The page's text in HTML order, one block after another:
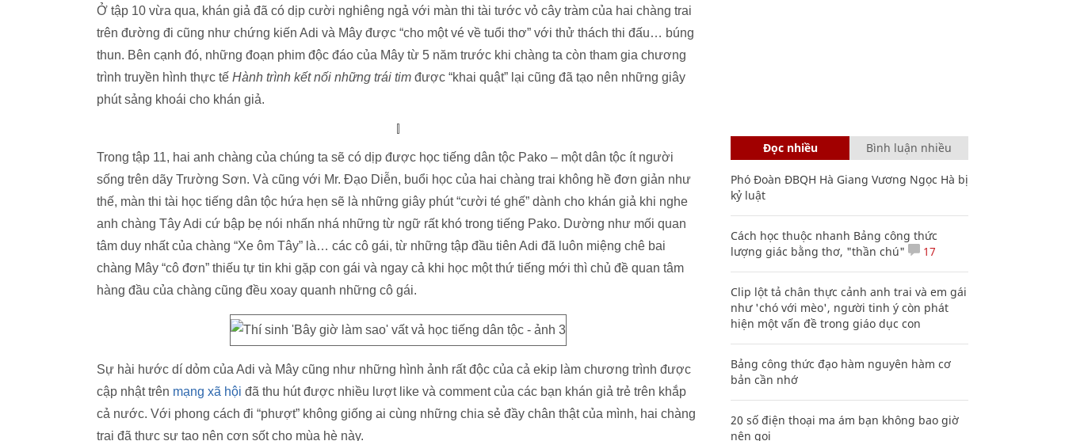
Ở tập 10 vừa qua, khán giả đã có dịp cười nghiêng ngả với màn thi tài tước vỏ cây tràm của hai chàng trai
trên đường đi cũng như chứng kiến Adi và Mây được “cho một vé về tuổi thơ” với thử thách thi đấu… búng
thun. Bên cạnh đó, những đoạn phim độc đáo của Mây từ 5 năm trước khi chàng ta còn tham gia chương
trình truyền hình thực tế Hành trình kết nối những trái tim được “khai quật” lại cũng đã tạo nên những giây
phút sảng khoái cho khán giả.
Trong tập 11, hai anh chàng của chúng ta sẽ có dịp được học tiếng dân tộc Pako – một dân tộc ít người
sống trên dãy Trường Sơn. Và cũng với Mr. Đạo Diễn, buổi học của hai chàng trai không hề đơn giản như
thế, màn thi tài học tiếng dân tộc hứa hẹn sẽ là những giây phút “cười té ghế” dành cho khán giả khi nghe
anh chàng Tây Adi cứ bập bẹ nói nhấn nhá những từ ngữ rất khó trong tiếng Pako. Dường như mối quan
tâm duy nhất của chàng “Xe ôm Tây” là… các cô gái, từ những tập đầu tiên Adi đã luôn miệng chê bai
chàng Mây “cô đơn” thiếu tự tin khi gặp con gái và ngay cả khi học một thứ tiếng mới thì chủ đề quan tâm
hàng đầu của chàng cũng đều xoay quanh những cô gái.
Sự hài hước dí dỏm của Adi và Mây cũng như những hình ảnh rất độc của cả ekip làm chương trình được
cập nhật trên mạng xã hội đã thu hút được nhiều lượt like và comment của các bạn khán giả trẻ trên khắp
cả nước. Với phong cách đi “phượt” không giống ai cùng những chia sẻ đầy chân thật của mình, hai chàng
trai đã thực sự tạo nên cơn sốt cho mùa hè này.
Đọc nhiều Bình luận nhiều
Phó Đoàn ĐBQH Hà Giang Vương Ngọc Hà bị
kỷ luật
Cách học thuộc nhanh Bảng công thức
lượng giác bằng thơ, "thần chú"
17
Clip lột tả chân thực cảnh anh trai và em gái
như 'chó với mèo', người tinh ý còn phát
hiện một vấn đề trong giáo dục con
Bảng công thức đạo hàm nguyên hàm cơ
bản cần nhớ
20 số điện thoại ma ám bạn không bao giờ
nên gọi